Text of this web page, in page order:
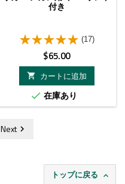
付き
(17)
価
格
$65.00

カートに追加
 在庫あり
Next
トップに戻る 